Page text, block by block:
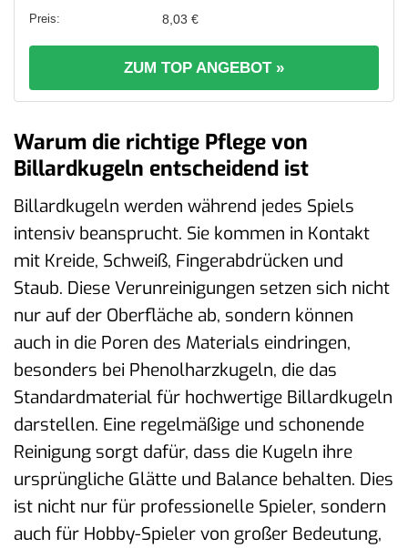
8,03 €
ZUM TOP ANGEBOT »
Warum die richtige Pflege von
Billardkugeln entscheidend ist
Billardkugeln werden während jedes Spiels
intensiv beansprucht. Sie kommen in Kontakt
mit Kreide, Schweiß, Fingerabdrücken und
Staub. Diese Verunreinigungen setzen sich nicht
nur auf der Oberfläche ab, sondern können
auch in die Poren des Materials eindringen,
besonders bei Phenolharzkugeln, die das
Standardmaterial für hochwertige Billardkugeln
darstellen. Eine regelmäßige und schonende
Reinigung sorgt dafür, dass die Kugeln ihre
ursprüngliche Glätte und Balance behalten. Dies
ist nicht nur für professionelle Spieler, sondern
auch für Hobby-Spieler von großer Bedeutung,